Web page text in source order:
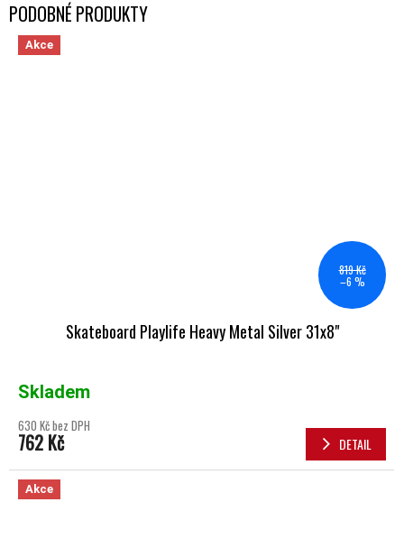
Akce
819 Kč
–6 %
Skateboard Playlife Heavy Metal Silver 31x8"
Skladem
630 Kč bez DPH
762 Kč DETAIL
Akce